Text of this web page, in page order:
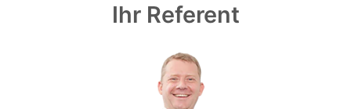
Ihr Referent